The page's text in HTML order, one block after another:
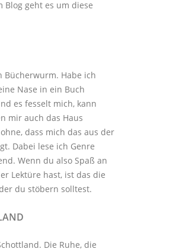
Blog geht es um diese
Bücherwurm. Habe ich
Nase in ein Buch
es fesselt mich, kann
mir auch das Haus
dass mich das aus der
Dabei lese ich Genre
Wenn du also Spaß an
Lektüre hast, ist das die
du stöbern solltest.
Die Ruhe, die